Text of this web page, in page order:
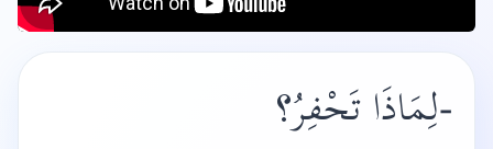
-لِمَاذَا تَحْفِرُ؟